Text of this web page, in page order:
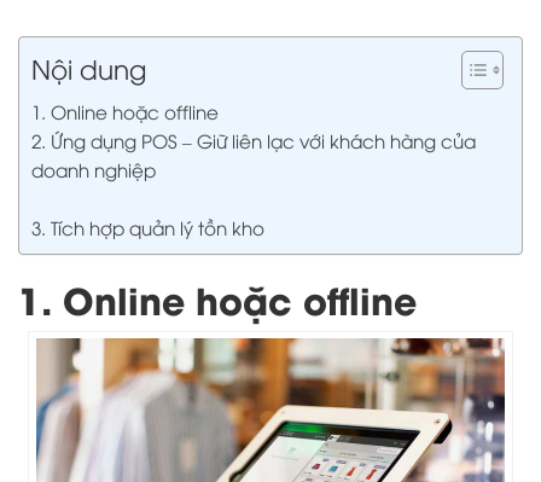
Nội dung
1. Online hoặc offline
2. Ứng dụng POS – Giữ liên lạc với khách hàng của
doanh nghiệp
3. Tích hợp quản lý tồn kho
1. Online hoặc offline